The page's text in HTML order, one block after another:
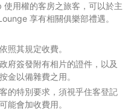
用權的客房之旅客，可以於主
享有相關俱樂部禮遇。
照其規定收費。
府簽發附有相片的證件，以及
金以備雜費之用。
的特別要求，須視乎住客登記
能會加收費用。